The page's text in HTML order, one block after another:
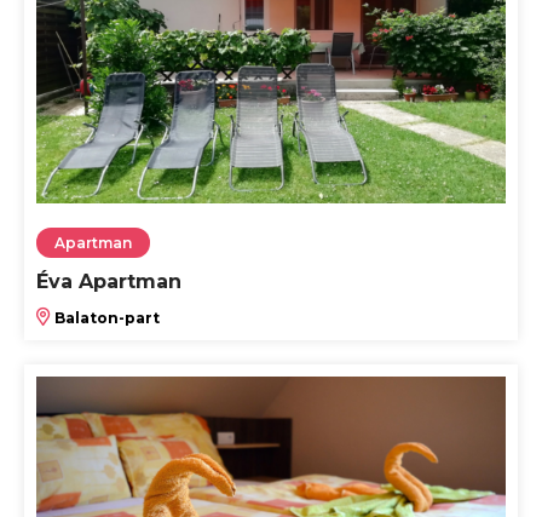
Apartman
Éva Apartman
Balaton-part